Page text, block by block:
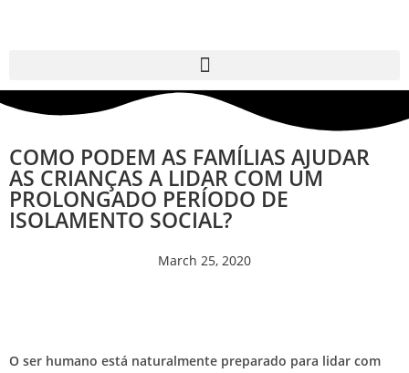
COMO PODEM AS FAMÍLIAS AJUDAR
AS CRIANÇAS A LIDAR COM UM
PROLONGADO PERÍODO DE
ISOLAMENTO SOCIAL?
March 25, 2020
O ser humano está naturalmente preparado para lidar com